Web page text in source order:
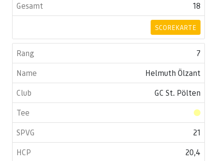
18
SCOREKARTE
7
Helmuth Ölzant
GC St. Pölten
21
20,4